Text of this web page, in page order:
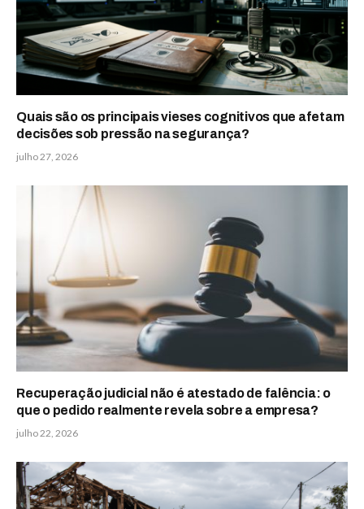
Quais são os principais vieses cognitivos que afetam
decisões sob pressão na segurança?
julho 27, 2026
Recuperação judicial não é atestado de falência: o
que o pedido realmente revela sobre a empresa?
julho 22, 2026